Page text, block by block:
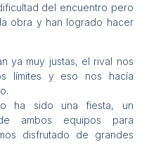
del encuentro pero
obra y han logrado hacer
ya muy justas, el rival nos
límites y eso nos hacía
ha sido una fiesta, un
ambos equipos para
disfrutado de grandes